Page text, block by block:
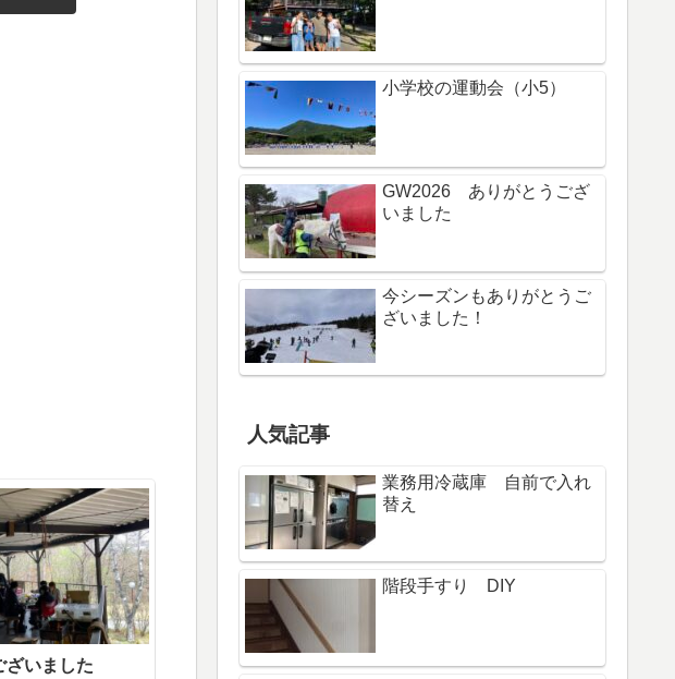
ざいました
小学校の運動会（小5）
GW2026 ありがとうござ
いました
今シーズンもありがとうご
ざいました！
人気記事
業務用冷蔵庫 自前で入れ
替え
階段手すり DIY